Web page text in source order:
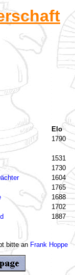
Elo
1790
1531
1730
1604
1765
1688
1702
1887
bitte an Frank Hoppe